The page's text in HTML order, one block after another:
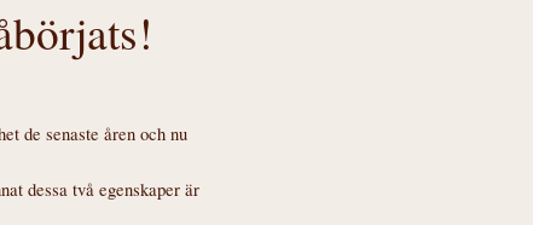
de senaste åren och nu
dessa två egenskaper är